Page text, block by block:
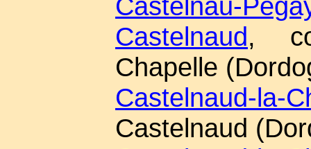
Castelnaud,
Chapelle
Castelnaud-la-
Castelnaud